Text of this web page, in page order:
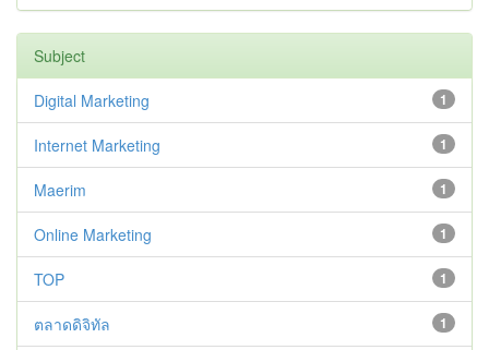
Subject
1
Digital Marketing
1
Internet Marketing
1
Maerim
1
Online Marketing
1
TOP
1
ตลาดดิจิทัล